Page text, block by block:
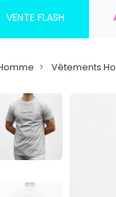
VENTE FLASH
Vêtements